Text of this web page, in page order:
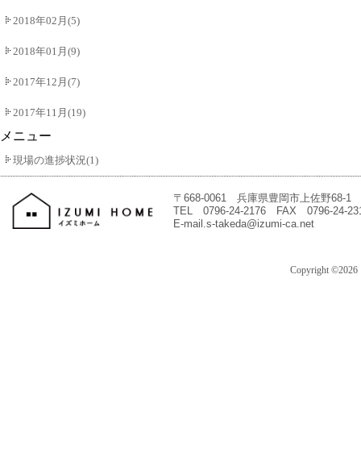
2018年02月(5)
2018年01月(9)
2017年12月(7)
2017年11月(19)
メニュー
現場の進捗状況(1)
〒668-0061 兵庫県豊岡市上佐野68-1
TEL 0796-24-2176 FAX 0796-24-
E-mail.s-takeda@izumi-ca.net
Copyright ©2026